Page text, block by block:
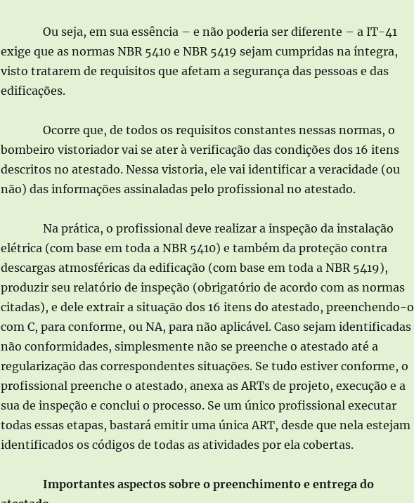
Ou seja, em sua essência – e não poderia ser diferente – a IT-41
exige que as normas NBR 5410 e NBR 5419 sejam cumpridas na íntegra,
visto tratarem de requisitos que afetam a segurança das pessoas e das
edificações.
Ocorre que, de todos os requisitos constantes nessas normas, o
bombeiro vistoriador vai se ater à verificação das condições dos 16 itens
descritos no atestado. Nessa vistoria, ele vai identificar a veracidade (ou
não) das informações assinaladas pelo profissional no atestado.
Na prática, o profissional deve realizar a inspeção da instalação
elétrica (com base em toda a NBR 5410) e também da proteção contra
descargas atmosféricas da edificação (com base em toda a NBR 5419),
produzir seu relatório de inspeção (obrigatório de acordo com as normas
citadas), e dele extrair a situação dos 16 itens do atestado, preenchendo-o
com C, para conforme, ou NA, para não aplicável. Caso sejam identificadas
não conformidades, simplesmente não se preenche o atestado até a
regularização das correspondentes situações. Se tudo estiver conforme, o
profissional preenche o atestado, anexa as ARTs de projeto, execução e a
sua de inspeção e conclui o processo. Se um único profissional executar
todas essas etapas, bastará emitir uma única ART, desde que nela estejam
identificados os códigos de todas as atividades por ela cobertas.
Importantes aspectos sobre o preenchimento e entrega do